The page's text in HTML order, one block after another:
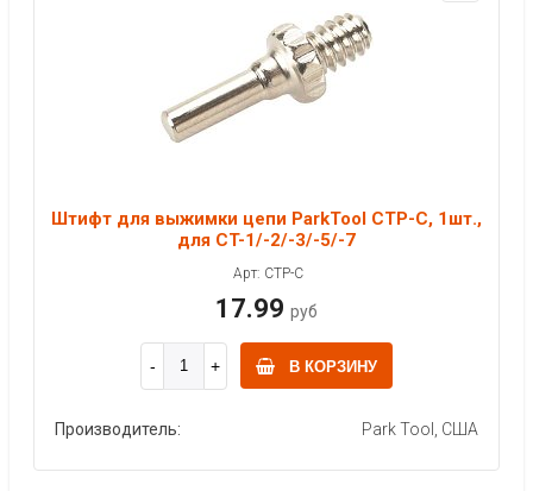
Штифт для выжимки цепи ParkTool CTP-C, 1шт.,
для CT-1/-2/-3/-5/-7
Арт: CTP-C
17.99 руб
В КОРЗИНУ
Производитель: Park Tool, США